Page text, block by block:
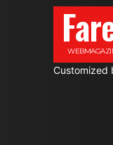
Customized